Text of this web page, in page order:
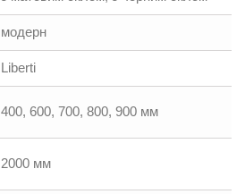
модерн
Liberti
400, 600, 700, 800, 900 мм
2000 мм